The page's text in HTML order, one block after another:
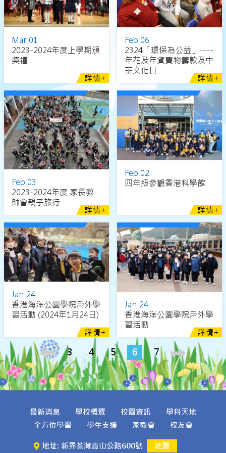
Mar 01
2023-2024年度上學期頒
獎禮
詳情+
Feb 06
2324「環保為公益」----
年花及年貨賣物籌款及中
華文化日
詳情+
Feb 03
2023-2024年度 家長教
師會親子旅行
詳情+
Feb 02
四年級參觀香港科學館
詳情+
Jan 24
香港海洋公園學院戶外學
習活動 (2024年1月24日)
詳情+
Jan 24
香港海洋公園學院戶外學
習活動
詳情+
3 4 5 6 7
最新消息 學校概覽 校園資訊
學科天地
全方位學習
學生支援 家教會 校友會
地址: 新界荃灣青山公路600號 地圖